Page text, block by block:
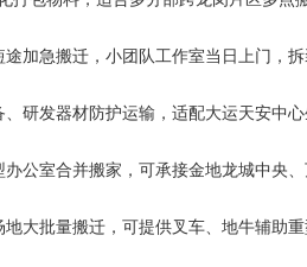
加急搬迁，小团队工作室当日上门，
研发器材防护运输，适配大运天安中
公室合并搬家，可承接金地龙城中央
大批量搬迁，可提供叉车、地牛辅助重